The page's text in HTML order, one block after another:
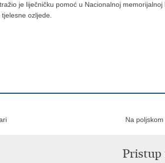
je liječničku pomoć u Nacionalnoj memorijalnoj
ozljede.
Na
Pristup